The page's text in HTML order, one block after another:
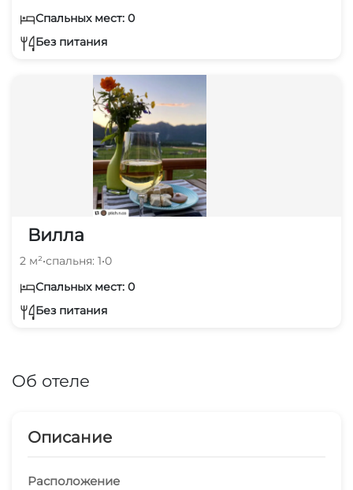
Спальных мест: 0
Без питания
Вилла
2 м²•спальня: 1•0
Спальных мест: 0
Без питания
Об отеле
Описание
Расположение